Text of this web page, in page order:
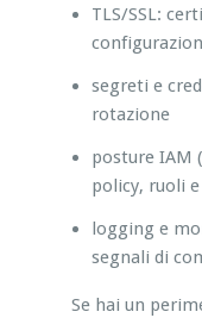
TLS/SSL:
segreti e
rotazione
posture IAM
policy, ruoli e
logging e
segnali di
Se hai un